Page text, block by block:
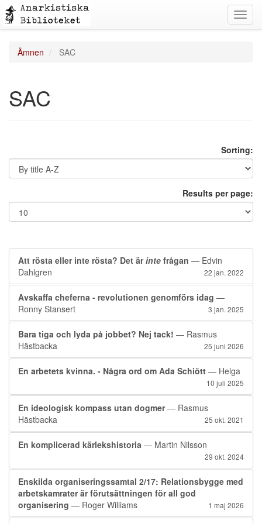
Ämnen SAC
SAC
Sorting:
Results per page:
Att rösta eller inte rösta? Det ärinte frågan — Edvin
Dahlgren
22 jan. 2022
Avskaffa cheferna - revolutionen genomförs idag —
Ronny Stansert
3 jan. 2025
Bara tiga och lyda på jobbet? Nej tack! — Rasmus
Hästbacka
25 juni 2026
En arbetets kvinna. - Några ord om Ada Schiött — Helga
10 juli 2025
En ideologisk kompass utan dogmer— Rasmus
Hästbacka
25 okt. 2021
En komplicerad kärlekshistoria — Martin Nilsson
29 okt. 2024
Enskilda organiseringssamtal 2/17: Relationsbygge med
arbetskamrater är förutsättningen för all god
organisering — Roger Williams 1 maj 2026